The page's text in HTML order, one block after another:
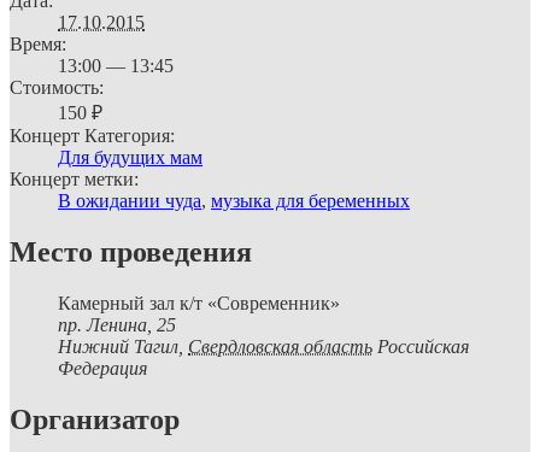
17.10.2015
Время:
13:00 — 13:45
Стоимость:
150 ₽
Концерт Категория:
Для будущих мам
Концерт метки:
В ожидании чуда, музыка для беременных
Место проведения
Камерный зал к/т «Современник»
пр. Ленина, 25
Нижний Тагил Свердловская область Российская
Федерация
Организатор